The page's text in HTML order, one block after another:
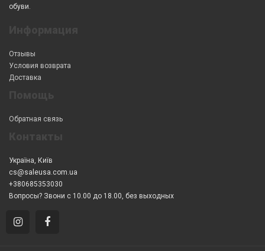
обуви.
Отзывы
Условия возврата
Доставка
Обратная связь
Україна, Київ
cs@saleusa.com.ua
+380685353030
Вопросы? Звони с 10.00 до 18.00, без выходных